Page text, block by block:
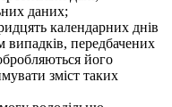
даних;
календарних днів
випадків, передбачених
його
зміст таких